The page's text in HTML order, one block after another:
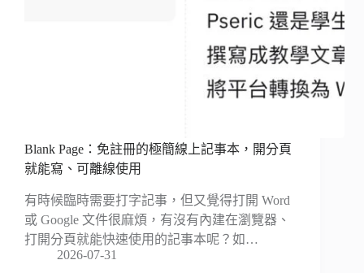
Blank Page：免註冊的極簡線上記事本，開分頁
就能寫、可離線使用
有時候臨時需要打字記事，但又覺得打開 Word
或 Google 文件很麻煩，有沒有內建在瀏覽器、
打開分頁就能快速使用的記事本呢？如…
2026-07-31